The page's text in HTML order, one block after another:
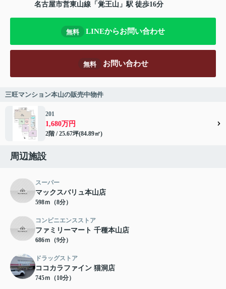
名古屋市営東山線 「 覚王山 」駅 徒歩16分
無料 LINEからお問い合わせ
無料 お問い合わせ
三旺マンション本山の販売中物件
201
1,680万円
2階 / 25.67坪(84.89㎡)
周辺施設
スーパー
マックスバリュ本山店
598ｍ（8分）
コンビニエンスストア
ファミリーマート 千種本山店
686ｍ（9分）
ドラッグストア
ココカラファイン 猫洞店
745ｍ（10分）